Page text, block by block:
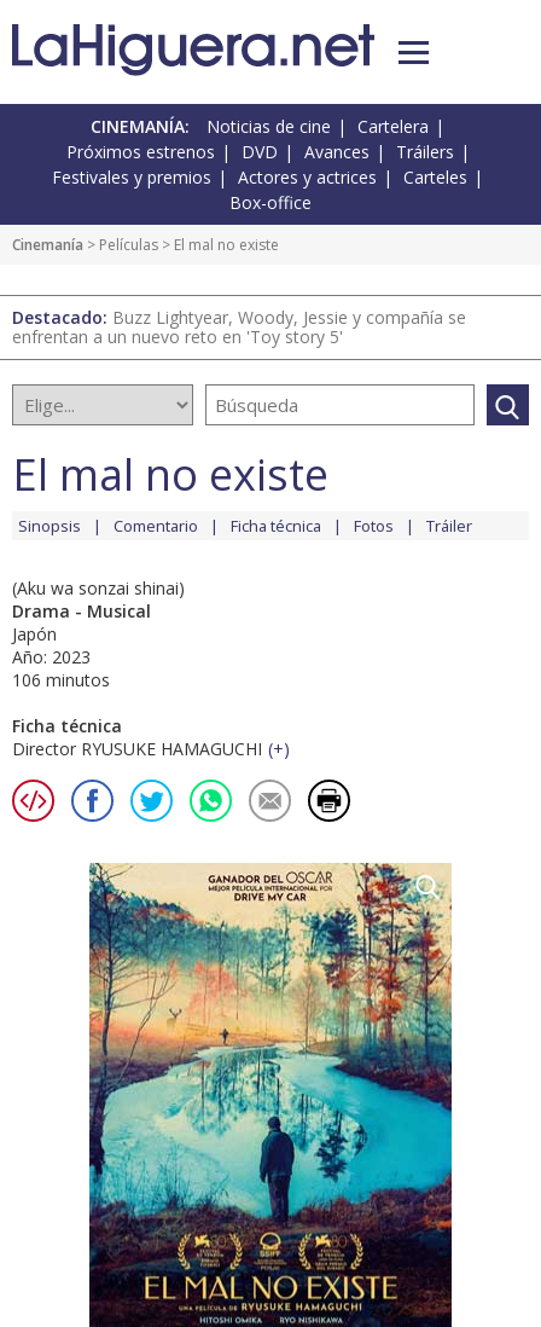
CINEMANÍA: Noticias de cine
Cartelera
Próximos estrenos
DVD Avances
Tráilers
Festivales y premios
Actores y actrices
Carteles
Box-office
Cinemanía > Películas > El mal no existe
Destacado: Buzz Lightyear, Woody, Jessie y compañía se
enfrentan a un nuevo reto en 'Toy story 5'
El mal no existe
Sinopsis Comentario Ficha técnica Fotos Tráiler
(Aku wa sonzai shinai)
Drama - Musical
Japón
Año: 2023
106 minutos
Ficha técnica
Director RYUSUKE HAMAGUCHI (+)